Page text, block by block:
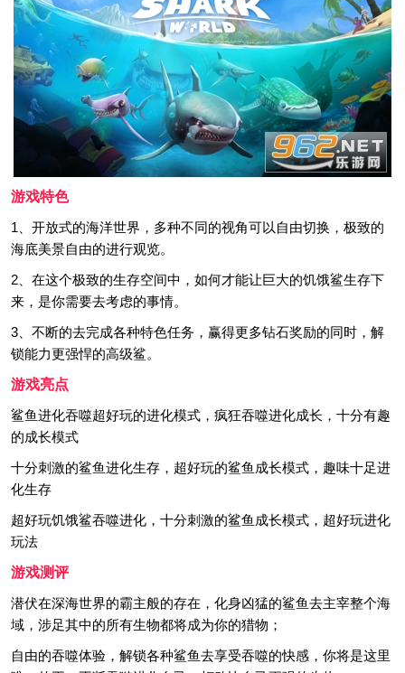
游戏特色
1、开放式的海洋世界，多种不同的视角可以自由切换，极致的
海底美景自由的进行观览。
2、在这个极致的生存空间中，如何才能让巨大的饥饿鲨生存下
来，是你需要去考虑的事情。
3、不断的去完成各种特色任务，赢得更多钻石奖励的同时，解
锁能力更强悍的高级鲨。
游戏亮点
鲨鱼进化吞噬超好玩的进化模式，疯狂吞噬进化成长，十分有趣
的成长模式
十分刺激的鲨鱼进化生存，超好玩的鲨鱼成长模式，趣味十足进
化生存
超好玩饥饿鲨吞噬进化，十分刺激的鲨鱼成长模式，超好玩进化
玩法
游戏测评
潜伏在深海世界的霸主般的存在，化身凶猛的鲨鱼去主宰整个海
域，涉足其中的所有生物都将成为你的猎物；
自由的吞噬体验，解锁各种鲨鱼去享受吞噬的快感，你将是这里